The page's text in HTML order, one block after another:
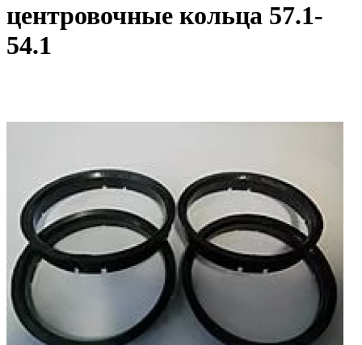
центровочные кольца 57.1-
54.1